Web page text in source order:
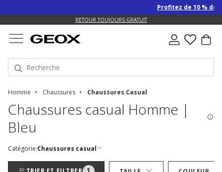
Profitez de 10 % de
RETOUR TOUJOURS GRATUIT
Homme Chaussures Chaussures Casual
Chaussures casual Homme |
Bleu
Catégorie:Chaussures casual